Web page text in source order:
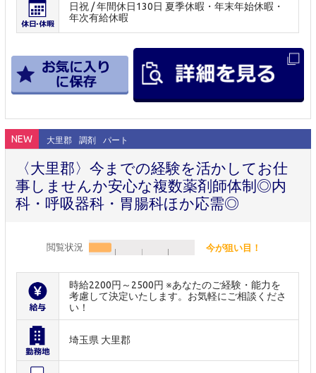
日祝 / 年間休日130日 夏季休暇・年末年始休暇・
年次有給休暇
NEW 大里郡 調剤 パート
〈大里郡〉今までの経験を活かしてお仕
事しませんか安心な複数薬剤師体制◎内
科・呼吸器科・胃腸科ほか応需◎
閲覧状況 今が狙い目！
時給2200円～2500円 ※あなたのご経験・能力を
考慮して決定いたします。お気軽にご相談くださ
い！
埼玉県 大里郡